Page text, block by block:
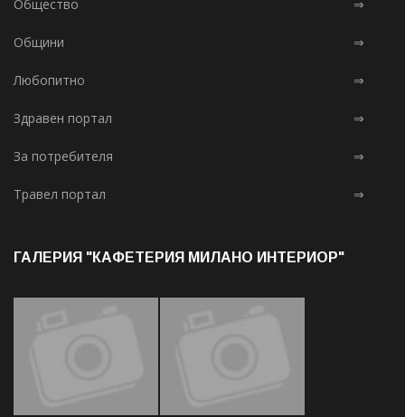
Общество ⇒
Общини ⇒
Любопитно ⇒
Здравен портал ⇒
За потребителя ⇒
Травел портал ⇒
ГАЛЕРИЯ "КАФЕТЕРИЯ МИЛАНО ИНТЕРИОР"